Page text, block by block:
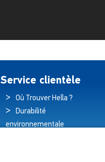
Service clientèle
Où Trouver Hella ?
Durabilité
environnementale